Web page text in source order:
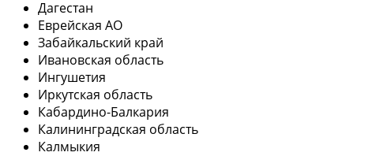
Дагестан
Еврейская АО
Забайкальский край
Ивановская область
Ингушетия
Иркутская область
Кабардино-Балкария
Калининградская область
Калмыкия